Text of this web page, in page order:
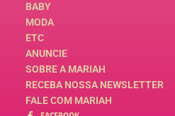
BABY
MODA
ETC
ANUNCIE
SOBRE A MARIAH
RECEBA NOSSA NEWSLETTER
FALE COM MARIAH